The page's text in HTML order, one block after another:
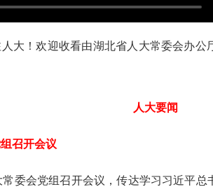
大！欢迎收看由湖北省人大常委会办
人大要闻
召开会议
委会党组召开会议，传达学习习近平